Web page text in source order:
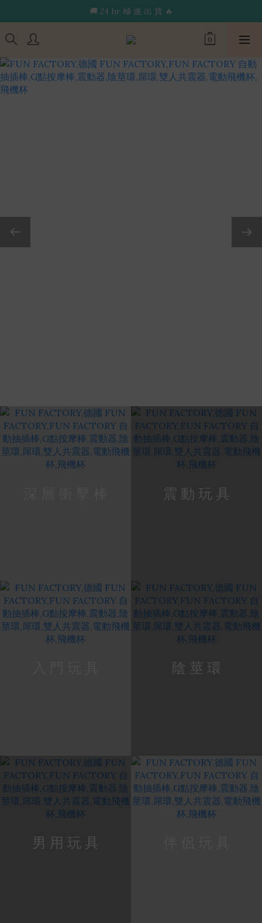
🔥限 時 送 玩 具 消 毒 袋🔥
🚚 24 hr 極 速 出 貨 🔥
🔥限 時 送 玩 具 消 毒 袋🔥
震 動 玩 具
陰 莖 環
男 用 玩 具